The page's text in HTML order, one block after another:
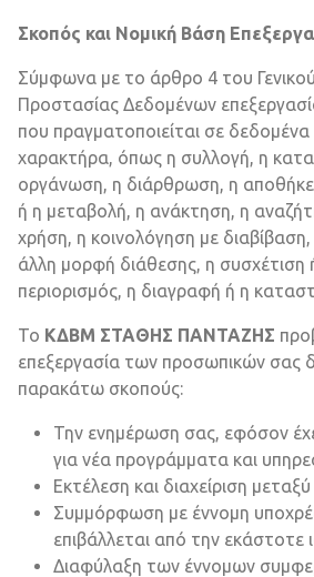
Σκοπός και Νομική Βάση
Σύμφωνα με το άρθρο 4 του
Προστασίας Δεδομένων
που πραγματοποιείται σε
χαρακτήρα, όπως η συλλογή, η
οργάνωση, η διάρθρωση, η
ή η μεταβολή, η ανάκτηση, η
χρήση, η κοινολόγηση με
άλλη μορφή διάθεσης, η
περιορισμός, η διαγραφή ή η
Το ΚΔΒΜ ΣΤΑΘΗΣ ΠΑΝΤΑΖΗΣ
επεξεργασία των προσωπικών σας
παρακάτω σκοπούς:
Την ενημέρωση σας, εφόσον
για νέα προγράμματα και
Εκτέλεση και διαχείριση
Συμμόρφωση με έννομη
επιβάλλεται από την εκάστοτε
Διαφύλαξη των έννομων